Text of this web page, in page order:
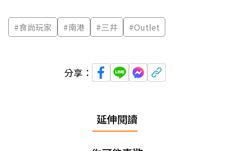
#食尚玩家 #南港 #三井 #Outlet
分享：
延伸閱讀